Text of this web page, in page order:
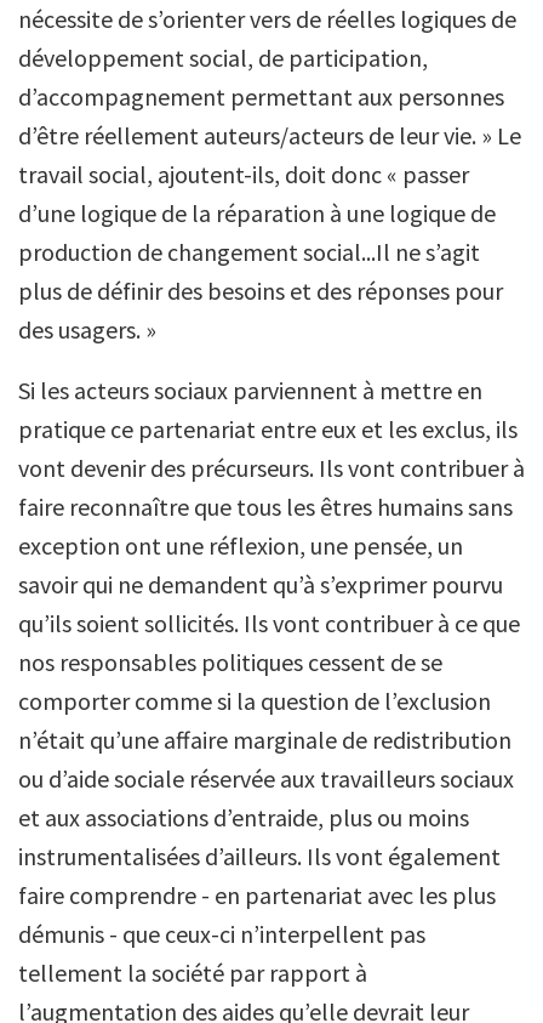
nécessite de s’orienter vers de réelles logiques de
développement social, de participation,
d’accompagnement permettant aux personnes
d’être réellement auteurs/acteurs de leur vie. » Le
travail social, ajoutent-ils, doit donc « passer
d’une logique de la réparation à une logique de
production de changement social...Il ne s’agit
plus de définir des besoins et des réponses pour
des usagers. »
Si les acteurs sociaux parviennent à mettre en
pratique ce partenariat entre eux et les exclus, ils
vont devenir des précurseurs. Ils vont contribuer à
faire reconnaître que tous les êtres humains sans
exception ont une réflexion, une pensée, un
savoir qui ne demandent qu’à s’exprimer pourvu
qu’ils soient sollicités. Ils vont contribuer à ce que
nos responsables politiques cessent de se
comporter comme si la question de l’exclusion
n’était qu’une affaire marginale de redistribution
ou d’aide sociale réservée aux travailleurs sociaux
et aux associations d’entraide, plus ou moins
instrumentalisées d’ailleurs. Ils vont également
faire comprendre - en partenariat avec les plus
démunis - que ceux-ci n’interpellent pas
tellement la société par rapport à
l’augmentation des aides qu’elle devrait leur